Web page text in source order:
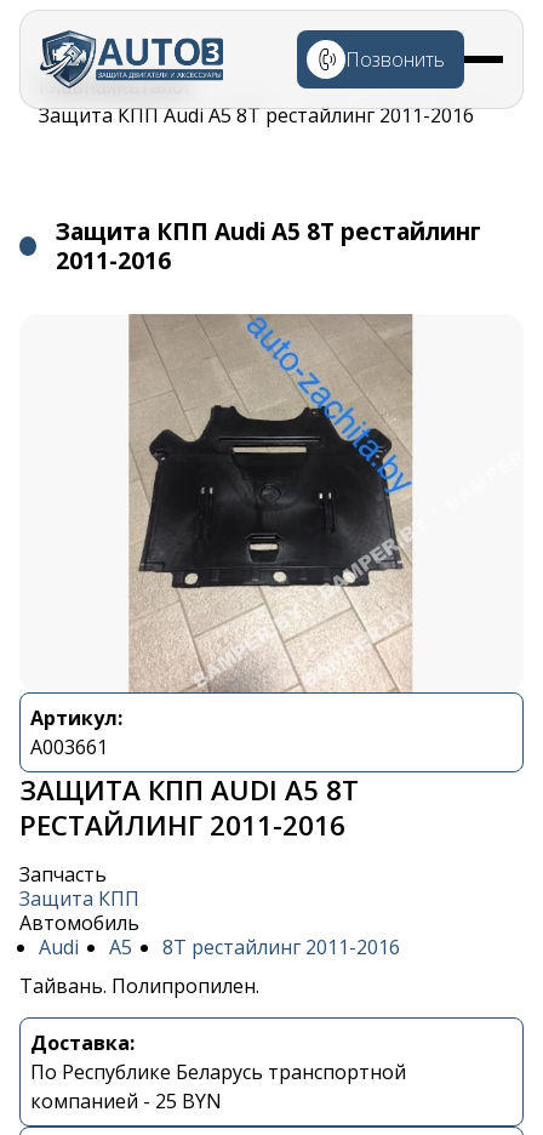
Перейти к
основному
содержанию
Позвонить
Строка
навигации
ГлавнаяКаталог
Защита КПП Audi A5 8T рестайлинг 2011-2016
Защита КПП Audi A5 8T рестайлинг
2011-2016
Артикул:
A003661
ЗАЩИТА КПП AUDI A5 8T
РЕСТАЙЛИНГ 2011-2016
Запчасть
Защита КПП
Автомобиль
Audi
A5
8T рестайлинг 2011-2016
Тайвань. Полипропилен.
Доставка:
По Республике Беларусь транспортной
компанией - 25 BYN
Контакты